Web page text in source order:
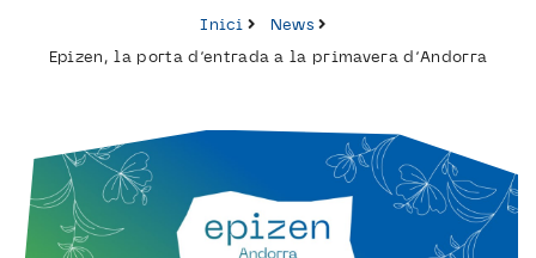
Inici
News
Epizen, la porta d’entrada a la primavera d’Andorra